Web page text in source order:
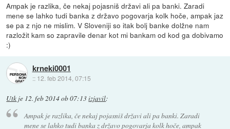
Ampak je razlika, če nekaj pojasniš državi ali pa banki. Zaradi
mene se lahko tudi banka z državo pogovarja kolk hoče, ampak jaz
se pa z njo ne mislim. V Sloveniji so itak bolj banke dolžne nam
razložit kam so zapravile denar kot mi bankam od kod ga dobivamo
:)
krneki0001
:: 12. feb 2014, 07:15
Utk je 12. feb 2014 ob 07:13izjavil:
Ampak je razlika, če nekaj pojasniš državi ali pa banki. Zaradi
mene se lahko tudi banka z državo pogovarja kolk hoče, ampak